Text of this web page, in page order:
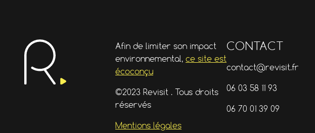
Afin de limiter son impact
environnemental, ce site est
écoconçu
©2023 Revisit . Tous droits
réservés
Mentions légales
CONTACT
contact@revisit.fr
06 03 58 11 93
06 70 01 39 09